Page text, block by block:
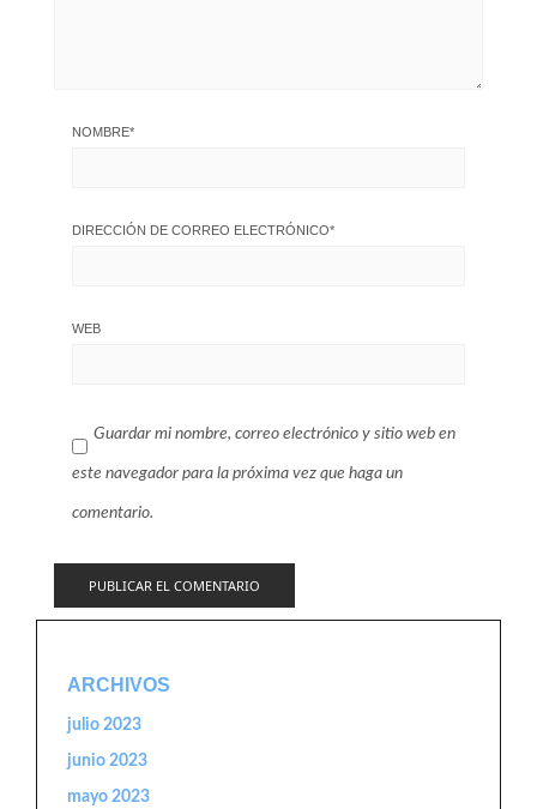
NOMBRE*
DIRECCIÓN DE CORREO ELECTRÓNICO*
WEB
Guardar mi nombre, correo electrónico y sitio web en
este navegador para la próxima vez que haga un
comentario.
ARCHIVOS
julio 2023
junio 2023
mayo 2023